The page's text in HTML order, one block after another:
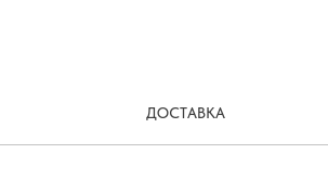
ДОСТАВКА